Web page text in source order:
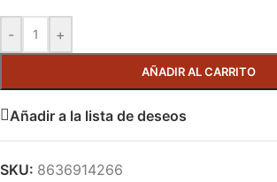
- +
AÑADIR AL CARRITO
Añadir a la lista de deseos
SKU: 8636914266